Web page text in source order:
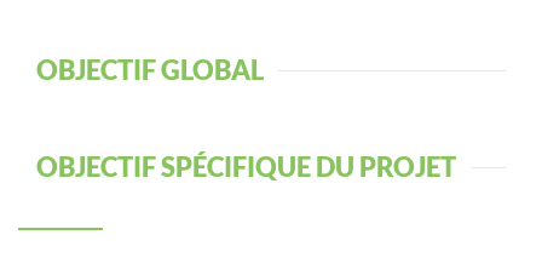
OBJECTIF GLOBAL
OBJECTIF SPÉCIFIQUE DU PROJET